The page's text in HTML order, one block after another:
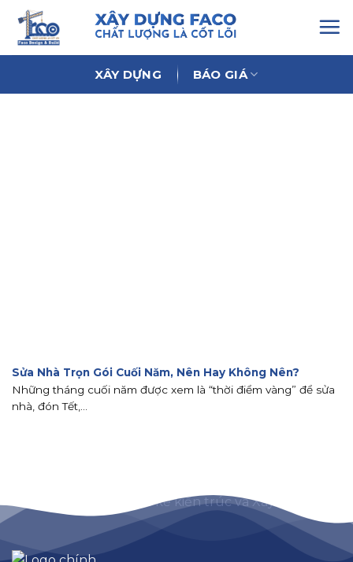
Chuyển
đến
nội
XÂY DỰNG BÁO GIÁ
Sửa Nhà Trọn Gói Cuối Năm, Nên Hay Không Nên?
Những tháng cuối năm được xem là “thời điểm vàng” để sửa
nhà, đón Tết,...